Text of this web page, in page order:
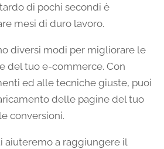
di pochi secondi è
mesi di duro lavoro.
diversi modi per migliorare le
del tuo e-commerce. Con
ed alle tecniche giuste, puoi
delle pagine del tuo
conversioni.
aiuteremo a raggiungere il